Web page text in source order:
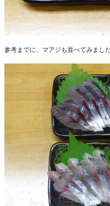
参考までに、マアジも並べてみま